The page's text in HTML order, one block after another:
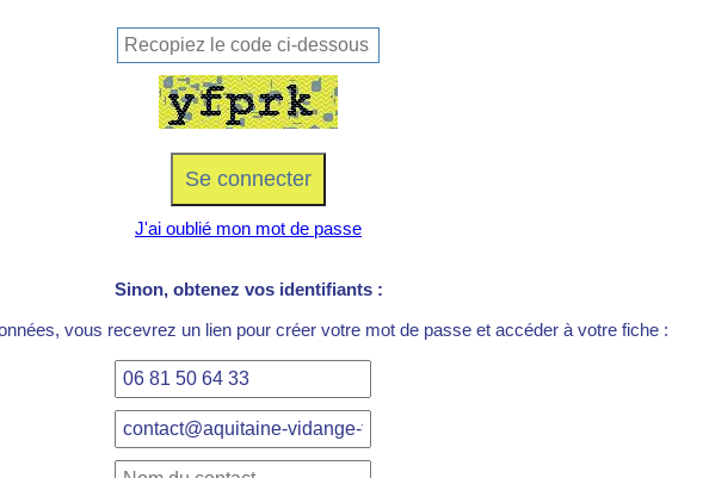
J'ai oublié mon mot de passe
Sinon, obtenez vos identifiants :
vous recevrez un lien pour créer votre mot de passe et accéder à votre fiche :